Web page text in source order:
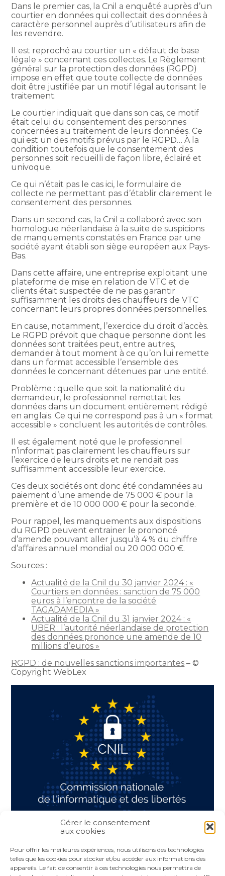
Gérer le consentement
aux cookies
Pour offrir les meilleures expériences, nous utilisons des technologies
telles que les cookies pour stocker et/ou accéder aux informations des
appareils. Le fait de consentir à ces technologies nous permettra de
Dans le premier cas, la Cnil a enquêté auprès d’un
courtier en données qui collectait des données à
caractère personnel auprès d’utilisateurs afin de
les revendre.
Il est reproché au courtier un « défaut de base
légale » concernant ces collectes. Le Règlement
général sur la protection des données (RGPD)
impose en effet que toute collecte de données
doit être justifiée par un motif légal autorisant le
traitement.
Le courtier indiquait que dans son cas, ce motif
était celui du consentement des personnes
concernées au traitement de leurs données. Ce
qui est un des motifs prévus par le RGPD… À la
condition toutefois que le consentement des
personnes soit recueilli de façon libre, éclairé et
univoque.
Ce qui n’était pas le cas ici, le formulaire de
collecte ne permettant pas d’établir clairement le
consentement des personnes.
Dans un second cas, la Cnil a collaboré avec son
homologue néerlandaise à la suite de suspicions
de manquements constatés en France par une
société ayant établi son siège européen aux Pays-
Bas.
Dans cette affaire, une entreprise exploitant une
plateforme de mise en relation de VTC et de
clients était suspectée de ne pas garantir
suffisamment les droits des chauffeurs de VTC
concernant leurs propres données personnelles.
En cause, notamment, l’exercice du droit d’accès.
Le RGPD prévoit que chaque personne dont les
données sont traitées peut, entre autres,
demander à tout moment à ce qu’on lui remette
dans un format accessible l’ensemble des
données le concernant détenues par une entité.
Problème : quelle que soit la nationalité du
demandeur, le professionnel remettait les
données dans un document entièrement rédigé
en anglais. Ce qui ne correspond pas à un « format
accessible » concluent les autorités de contrôles.
Il est également noté que le professionnel
n’informait pas clairement les chauffeurs sur
l’exercice de leurs droits et ne rendait pas
suffisamment accessible leur exercice.
Ces deux sociétés ont donc été condamnées au
paiement d’une amende de 75 000 € pour la
première et de 10 000 000 € pour la seconde.
Pour rappel, les manquements aux dispositions
du RGPD peuvent entrainer le prononcé
d’amende pouvant aller jusqu’à 4 % du chiffre
d’affaires annuel mondial ou 20 000 000 €.
Sources :
Actualité de la Cnil du 30 janvier 2024 : «
Courtiers en données : sanction de 75 000
euros à l’encontre de la société
TAGADAMEDIA »
Actualité de la Cnil du 31 janvier 2024 : «
UBER : l’autorité néerlandaise de protection
des données prononce une amende de 10
millions d’euros »
RGPD : de nouvelles sanctions importantes – ©
Copyright WebLex